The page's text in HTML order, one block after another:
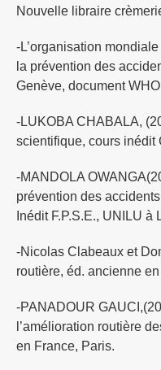
Nouvelle libraire
-L’organisation
la prévention des
Genève, document
-LUKOBA CHABALA,
scientifique, cours inédit
-MANDOLA
prévention des
Inédit F.P.S.E., UNILU à
-Nicolas Clabeaux et
routière, éd. ancienne
-PANADOUR
l’amélioration routière
en France, Paris.